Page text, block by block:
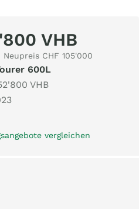
VHB
CHF 105'000
600L
VHB
vergleichen